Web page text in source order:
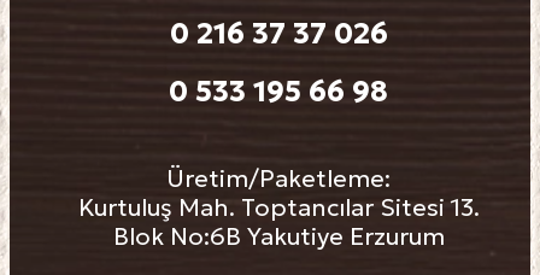
0 216 37 37 026
0 533 195 66 98
Üretim/Paketleme:
Kurtuluş Mah. Toptancılar Sitesi 13.
Blok No:6B Yakutiye Erzurum